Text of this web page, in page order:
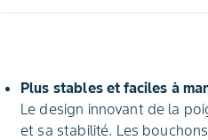
Plus stables et faciles à
Le design innovant de la
et sa stabilité. Les